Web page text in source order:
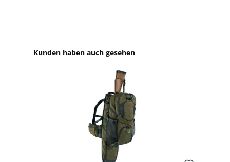
Produktgalerie überspringen
Kunden haben auch gesehen